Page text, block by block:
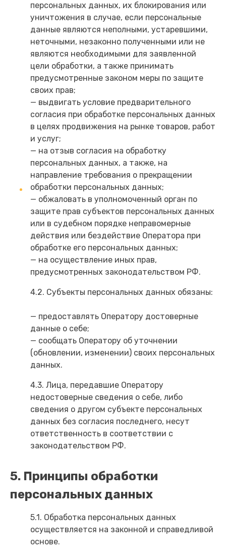
персональных данных, их блокирования или
уничтожения в случае, если персональные
данные являются неполными, устаревшими,
неточными, незаконно полученными или не
являются необходимыми для заявленной
цели обработки, а также принимать
предусмотренные законом меры по защите
своих прав;
— выдвигать условие предварительного
согласия при обработке персональных данных
в целях продвижения на рынке товаров, работ
и услуг;
— на отзыв согласия на обработку
персональных данных, а также, на
направление требования о прекращении
обработки персональных данных;
— обжаловать в уполномоченный орган по
защите прав субъектов персональных данных
или в судебном порядке неправомерные
действия или бездействие Оператора при
обработке его персональных данных;
— на осуществление иных прав,
предусмотренных законодательством РФ.
4.2. Субъекты персональных данных обязаны:
— предоставлять Оператору достоверные
данные о себе;
— сообщать Оператору об уточнении
(обновлении, изменении) своих персональных
данных.
4.3. Лица, передавшие Оператору
недостоверные сведения о себе, либо
сведения о другом субъекте персональных
данных без согласия последнего, несут
ответственность в соответствии с
законодательством РФ.
5. Принципы обработки
персональных данных
5.1. Обработка персональных данных
осуществляется на законной и справедливой
основе.